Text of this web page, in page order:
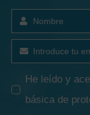
He leído y
básica de